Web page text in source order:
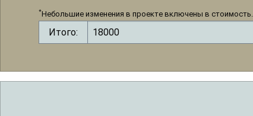
*Небольшие изменения в проекте включены в стоимость.
Итого: